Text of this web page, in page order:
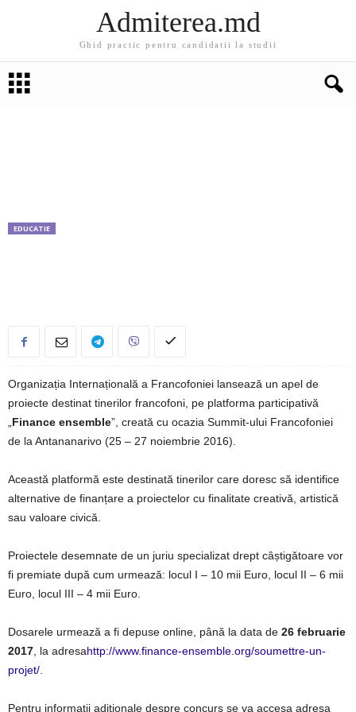
Admiterea.md
Ghid practic pentru candidatii la studii
EDUCATIE
Organizația Internațională a Francofoniei lansează un apel de
proiecte destinat tinerilor francofoni, pe platforma participativă
Finance ensemble”, creată cu ocazia Summit-ului Francofoniei
de la Antananarivo (25 – 27 noiembrie 2016).
Această platformă este destinată tinerilor care doresc să identifice
alternative de finanțare a proiectelor cu finalitate creativă, artistică
sau valoare civică.
Proiectele desemnate de un juriu specializat drept câștigătoare vor
fi premiate după cum urmează: locul I – 10 mii Euro, locul II – 6 mii
Euro, locul III – 4 mii Euro.
Dosarele urmează a fi depuse online, până la data de 26 februarie
2017 , la adresahttp://www.finance-ensemble.org/soumettre-un-
projet/
Pentru informații adiționale despre concurs se va accesa adresa